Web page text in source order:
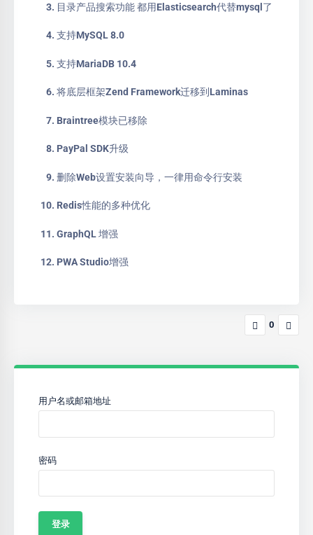
目录产品搜索功能 都用Elasticsearch代替mysql了
支持MySQL 8.0
支持MariaDB 10.4
将底层框架Zend Framework迁移到Laminas
Braintree模块已移除
PayPal SDK升级
删除Web设置安装向导，一律用命令行安装
Redis性能的多种优化
GraphQL 增强
PWA Studio增强
0
用户名或邮箱地址
密码